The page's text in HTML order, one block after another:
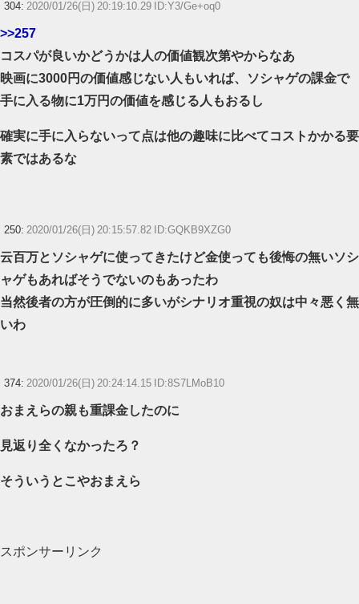
304: 2020/01/26(日) 20:19:10.29 ID:Y3/Ge+oq0
>>257
コスパが良いかどうかは人の価値観次第やからなあ
映画に3000円の価値感じない人もいれば、ソシャゲの課金で
手に入る物に1万円の価値を感じる人もおるし
確実に手に入らないって点は他の趣味に比べてコストかかる要
素ではあるな
250: 2020/01/26(日) 20:15:57.82 ID:GQKB9XZG0
云百万とソシャゲに使ってきたけど金使っても後悔の無いソシ
ャゲもあればそうでないのもあったわ
当然後者の方が圧倒的に多いがシナリオ重視の奴は中々悪く無
いわ
374: 2020/01/26(日) 20:24:14.15 ID:8S7LMoB10
おまえらの親も重課金したのに
見返り全くなかったろ？
そういうとこやおまえら
スポンサーリンク